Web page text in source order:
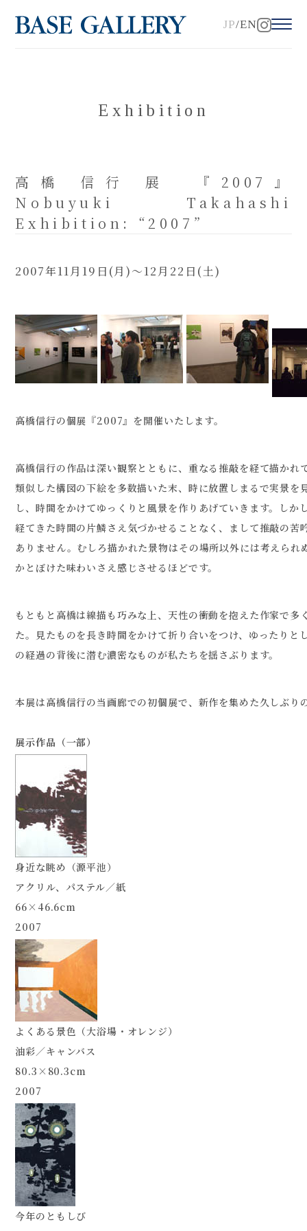
EN
JP
Exhibition
高橋 信行 展 『2007』
Nobuyuki Takahashi
Exhibition: “2007”
2007年11月19日(月)～12月22日(土)
高橋信行の個展『2007』を開催いたします。
高橋信行の作品は深い観察とともに、重なる推敲を経て描かれ
類似した構図の下絵を多数描いた末、時に放置しまるで実景を
し、時間をかけてゆっくりと風景を作りあげていきます。しか
経てきた時間の片鱗さえ気づかせることなく、まして推敲の苦
ありません。むしろ描かれた景物はその場所以外には考えられ
かとぼけた味わいさえ感じさせるほどです。
もともと高橋は線描も巧みな上、天性の衝動を抱えた作家で多
た。見たものを長き時間をかけて折り合いをつけ、ゆったりと
の経過の背後に潜む濃密なものが私たちを揺さぶります。
本展は高橋信行の当画廊での初個展で、新作を集めた久しぶり
展示作品（一部）
身近な眺め（源平池）
アクリル、パステル／紙
66×46.6cm
2007
よくある景色（大浴場・オレンジ）
油彩／キャンバス
80.3×80.3cm
2007
今年のともしび